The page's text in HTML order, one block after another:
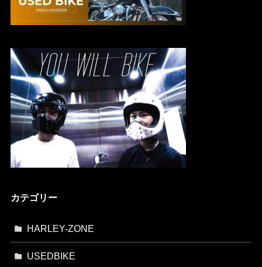
カテゴリー
HARLEY-ZONE
USEDBIKE